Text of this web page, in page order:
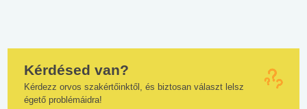
Kérdésed van?
Kérdezz orvos szakértőinktől, és biztosan választ lelsz
égető problémáidra!